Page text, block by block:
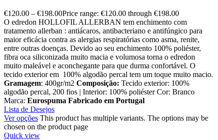
€120.00 – €198.00Price range: €120.00 through €198.00
O edredon HOLLOFIL ALLERBAN tem enchimento com
tratamento allerban : antiácaros, antibacteriano e antifúngico para
maior eficácia contra as alergias respiratórias como asma, renite,
entre outras doenças. Devido ao seu enchimento 100% poliéster,
fibra oca siliconizada muito macia e volumosa torna o edredon
muito maleável e aconchegante para que durma confortável. O
tecido exterior em 100% algodão percal tem um toque muito macio.
Gramagem: 400gr/m2 Composição: Tecido exterior: 100%
algodão percal, 200 fios | Interior: 100% poliéster Cor: Branco
Marca: Eurospuma Fabricado em Portugal
Lista de Desejos
Ver opções This product has multiple variants. The options may be
chosen on the product page
Quick view